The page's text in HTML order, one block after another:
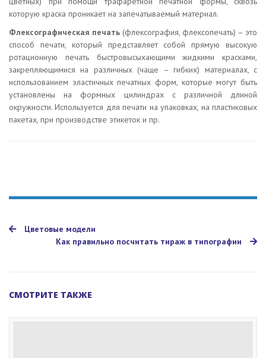
которую краска проникает на запечатываемый материал.
Флексографическая печать (флексография, флексопечать) – это
способ печати, который представляет собой прямую высокую
ротационную печать быстровысыхающими жидкими красками,
закрепляющимися на различных (чаще – гибких) материалах, с
использованием эластичных печатных форм, которые могут быть
установлены на формных цилиндрах с различной длиной
окружности. Используется для печати на упаковках, на пластиковых
пакетах, при производстве этикеток и пр.
Цветовые модели
Как правильно посчитать тираж в типографии
СМОТРИТЕ ТАКЖЕ